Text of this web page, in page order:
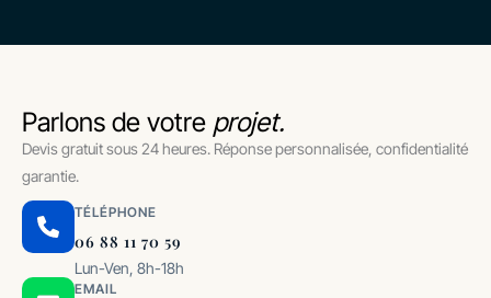
Parlons de votre projet.
Devis gratuit sous 24 heures. Réponse personnalisée, confidentialité
garantie.
TÉLÉPHONE
06 88 11 70 59
Lun-Ven, 8h-18h
EMAIL